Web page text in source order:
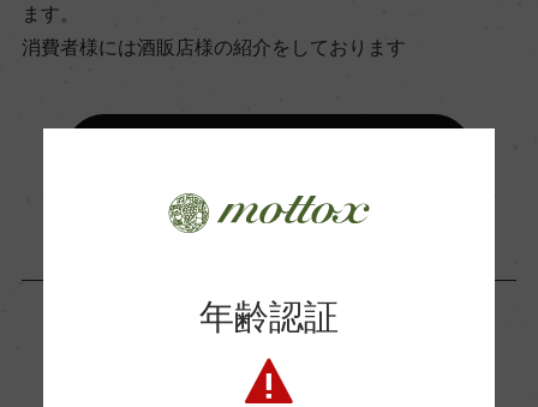
有機JAS認証
ー
(2020)「デキャンター」 93点
ます。
消費者様には酒販店様の紹介をしております
この商品に関連する記事
年齢認証